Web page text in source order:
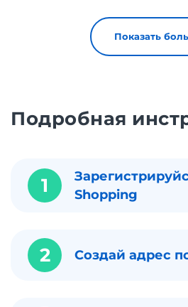
Показать
Подробная
1
Shopping
2 Создай адрес